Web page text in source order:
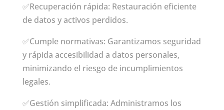
✅Recuperación rápida: Restauración eficiente
de datos y activos perdidos.
✅Cumple normativas: Garantizamos seguridad
y rápida accesibilidad a datos personales,
minimizando el riesgo de incumplimientos
legales.
✅Gestión simplificada: Administramos los